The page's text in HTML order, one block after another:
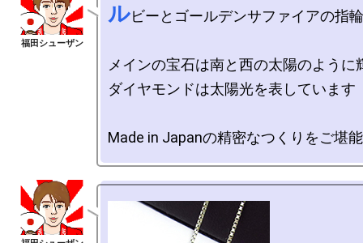
ルビーとゴールデンサファイアの指
メインの宝石は南と西の太陽のように
ダイヤモンドは太陽光を表しています